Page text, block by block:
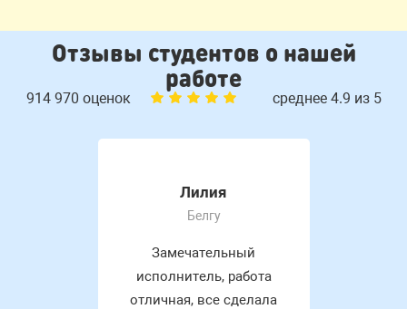
Отзывы студентов о нашей
работе
914 970 оценок среднее 4.9 из 5
Лилия
Белгу
Замечательный
исполнитель, работа
отличная, все сделала